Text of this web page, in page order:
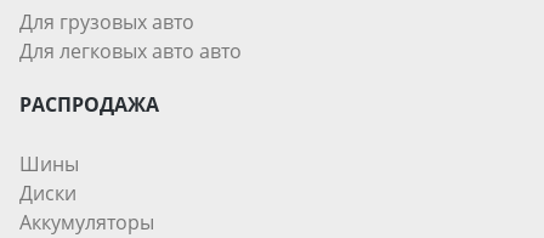
Для грузовых авто
Для легковых авто авто
РАСПРОДАЖА
Шины
Диски
Аккумуляторы